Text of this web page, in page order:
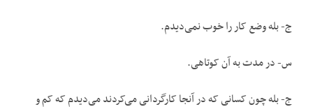
ج- بله وضع کار را خوب نمی‌دیدم.
س- در مدت به آن کوتاهی.
ج- بله چون کسانی که در آنجا کارگردانی می‌کردند می‌دیدم که کم و